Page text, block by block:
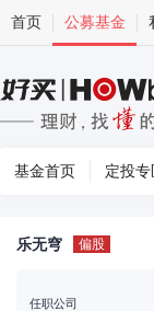
首页 公募基金
基金首页 定投专
乐无穹 偏股
任职公司